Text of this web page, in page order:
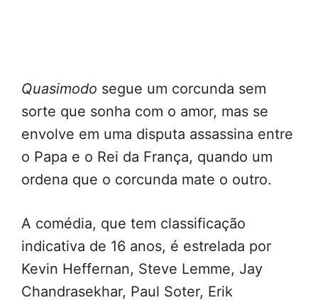
Quasimodo segue um corcunda sem
sorte que sonha com o amor, mas se
envolve em uma disputa assassina entre
o Papa e o Rei da França, quando um
ordena que o corcunda mate o outro.
A comédia, que tem classificação
indicativa de 16 anos, é estrelada por
Kevin Heffernan, Steve Lemme, Jay
Chandrasekhar, Paul Soter, Erik